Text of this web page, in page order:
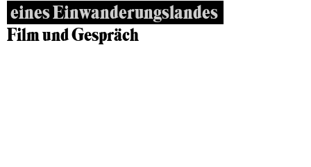
eines Einwanderungslandes
Film und Gespräch